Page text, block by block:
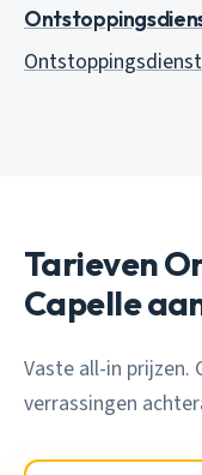
Ontstoppingsdienst
Tarieven
Capelle
Vaste all-in prijzen.
verrassingen